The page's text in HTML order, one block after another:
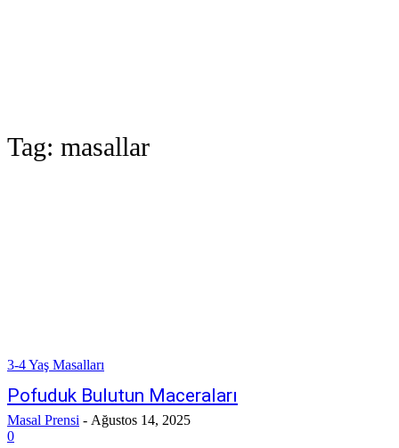
Tag: masallar
3-4 Yaş Masalları
Pofuduk Bulutun Maceraları
Masal Prensi - Ağustos 14, 2025
0